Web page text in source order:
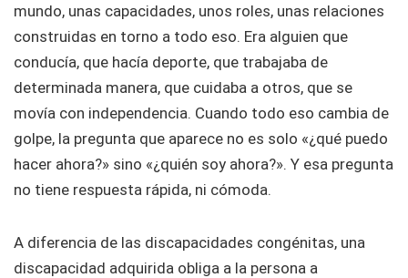
mundo, unas capacidades, unos roles, unas relaciones
construidas en torno a todo eso. Era alguien que
conducía, que hacía deporte, que trabajaba de
determinada manera, que cuidaba a otros, que se
movía con independencia. Cuando todo eso cambia de
golpe, la pregunta que aparece no es solo «¿qué puedo
hacer ahora?» sino «¿quién soy ahora?». Y esa pregunta
no tiene respuesta rápida, ni cómoda.
A diferencia de las discapacidades congénitas, una
discapacidad adquirida obliga a la persona a